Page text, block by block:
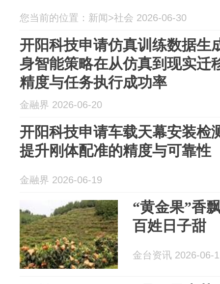
您当前的位置：新闻>社会 2026-06-30
开阳科技申请仿真训练数据生
身智能策略在从仿真到现实迁
精度与任务执行成功率
金融界 2026-06-20
开阳科技申请车载天幕安装检
提升刚体配准的精度与可靠性
金融界 2026-06-19
“黄金果”香
百姓日子甜
金台资讯 2026-06-